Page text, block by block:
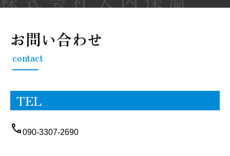
お問い合わせ
contact
TEL
call090-3307-2690